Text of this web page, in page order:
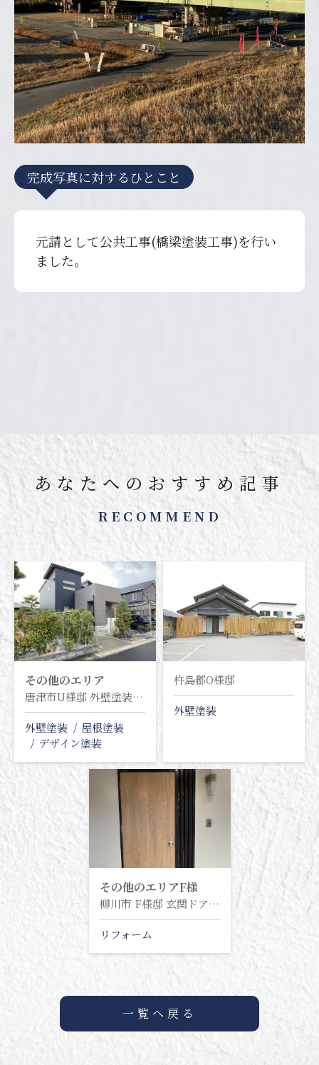
完成写真に対するひとこと
元請として公共工事(橋梁塗装工事)を行い
ました。
あなたへのおすすめ記事
RECOMMEND
その他のエリア
唐津市U様邸 外壁塗装 屋根塗装塗り替え工事
外壁塗装
屋根塗装
デザイン塗装
杵島郡O様邸
外壁塗装
その他のエリアF様
柳川市 F様邸 玄関ドア交換工事
リフォーム
一覧へ戻る